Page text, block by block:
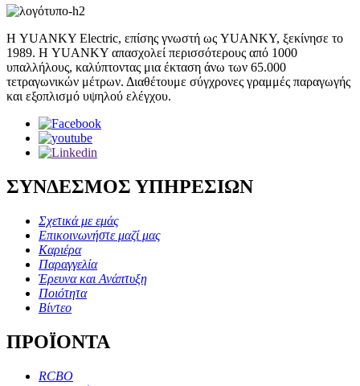
Η YUANKY Electric, επίσης γνωστή ως YUANKY, ξεκίνησε το
1989. Η YUANKY απασχολεί περισσότερους από 1000
υπαλλήλους, καλύπτοντας μια έκταση άνω των 65.000
τετραγωνικών μέτρων. Διαθέτουμε σύγχρονες γραμμές παραγωγής
και εξοπλισμό υψηλού ελέγχου.
ΣΥΝΔΕΣΜΟΣ ΥΠΗΡΕΣΙΩΝ
Σχετικά με εμάς
Επικοινωνήστε μαζί μας
Καριέρα
Παραγγελία
Έρευνα και Ανάπτυξη
Ποιότητα
Βίντεο
ΠΡΟΪΟΝΤΑ
RCBO